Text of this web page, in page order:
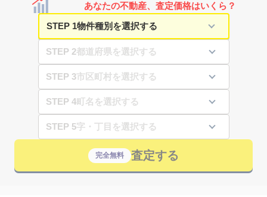
あなたの不動産、査定価格はいくら？
STEP 1
STEP 2
STEP 3
STEP 4
STEP 5
完全無料 査定する